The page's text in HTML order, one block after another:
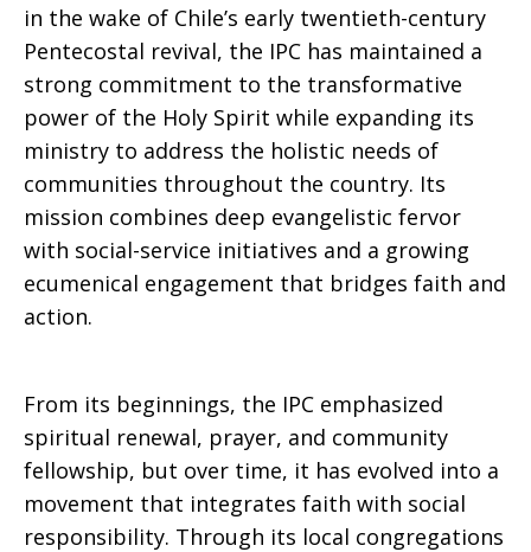
in the wake of Chile’s early twentieth-century
Pentecostal revival, the IPC has maintained a
strong commitment to the transformative
power of the Holy Spirit while expanding its
ministry to address the holistic needs of
communities throughout the country. Its
mission combines deep evangelistic fervor
with social-service initiatives and a growing
ecumenical engagement that bridges faith and
action.
From its beginnings, the IPC emphasized
spiritual renewal, prayer, and community
fellowship, but over time, it has evolved into a
movement that integrates faith with social
responsibility. Through its local congregations